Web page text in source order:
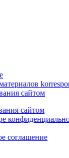
сайтом
сайтом
соглашение